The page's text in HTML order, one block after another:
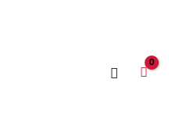
Search